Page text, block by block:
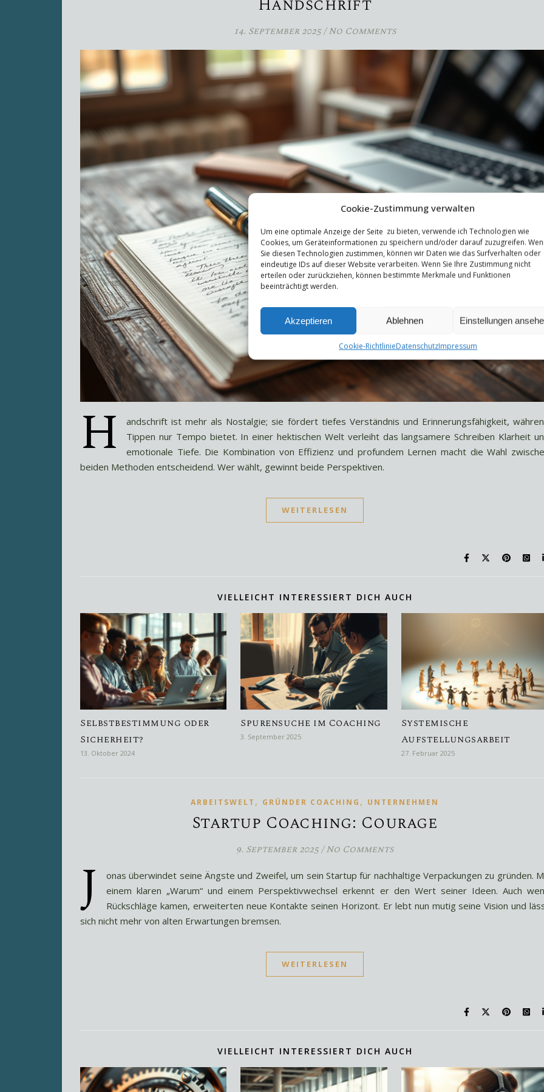
Cookie-Zustimmung verwalten
Um eine optimale Anzeige der Seite zu bieten, verwende ich Technologien wie
Cookies, um Geräteinformationen zu speichern und/oder darauf zuzugreifen.
Sie diesen Technologien zustimmen, können wir Daten wie das Surfverhalten oder
eindeutige IDs auf dieser Website verarbeiten. Wenn Sie Ihre Zustimmung nicht
erteilen oder zurückziehen, können bestimmte Merkmale und Funktionen
beeinträchtigt werden.
Akzeptieren Ablehnen Einstellungen
Cookie-RichtlinieDatenschutzImpressum
14. September 2025/ No Comments
H
andschrift ist mehr als Nostalgie; sie fördert tiefes Verständnis und Erinnerungsfähigkeit,
Tippen nur Tempo bietet. In einer hektischen Welt verleiht das langsamere Schreiben Klarheit
emotionale Tiefe. Die Kombination von Effizienz und profundem Lernen macht die Wahl
beiden Methoden entscheidend. Wer wählt, gewinnt beide Perspektiven.
WEITERLESEN
VIELLEICHT INTERESSIERT DICH AUCH
Selbstbestimmung oder
Sicherheit?
13. Oktober 2024
Spurensuche im Coaching
3. September 2025
Systemische
Aufstellungsarbeit
27. Februar 2025
ARBEITSWELT , GRÜNDER COACHING , UNTERNEHMEN
Startup Coaching: Courage
9. September 2025/ No Comments
J
onas überwindet seine Ängste und Zweifel, um sein Startup für nachhaltige Verpackungen zu gründen.
einem klaren „Warum“ und einem Perspektivwechsel erkennt er den Wert seiner Ideen. Auch
Rückschläge kamen, erweiterten neue Kontakte seinen Horizont. Er lebt nun mutig seine Vision und
sich nicht mehr von alten Erwartungen bremsen.
WEITERLESEN
VIELLEICHT INTERESSIERT DICH AUCH